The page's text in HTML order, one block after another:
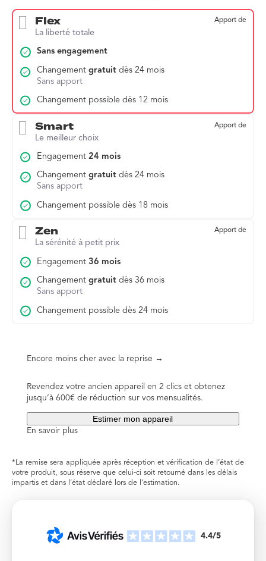
Flex
La liberté totale
Apport de
Sans engagement
Changement gratuitdès 24 mois
Sans apport
Changement possible dès 12 mois
Smart
Le meilleur choix
Apport de
Engagement 24 mois
Changement gratuitdès 24 mois
Sans apport
Changement possible dès 18 mois
Zen
La sérénité à petit prix
Apport de
Engagement 36 mois
Changement gratuitdès 36 mois
Sans apport
Changement possible dès 24 mois
Encore moins cher avec la reprise →
Revendez votre ancien appareil en 2 clics et obtenez
jusqu’à 600€ de réduction sur vos mensualités.
Estimer mon appareil
En savoir plus
*La remise sera appliquée après réception et vérification de l’état de
votre produit, sous réserve que celui-ci soit retourné dans les délais
impartis et dans l’état déclaré lors de l’estimation.
4.4/5